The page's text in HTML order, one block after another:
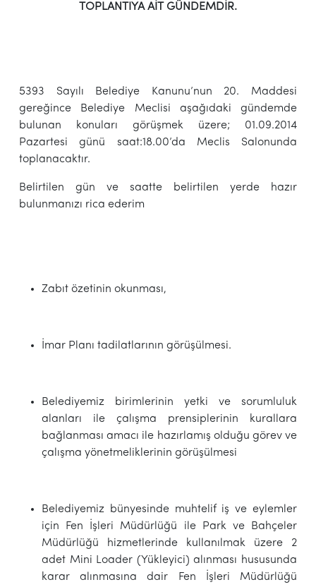
TOPLANTIYA AİT GÜNDEMDİR.
5393 Sayılı Belediye Kanunu’nun 20. Maddesi
gereğince Belediye Meclisi aşağıdaki gündemde
bulunan konuları görüşmek üzere; 01.09.2014
Pazartesi günü saat:18.00’da Meclis Salonunda
toplanacaktır.
Belirtilen gün ve saatte belirtilen yerde hazır
bulunmanızı rica ederim
Zabıt özetinin okunması,
İmar Planı tadilatlarının görüşülmesi.
Belediyemiz birimlerinin yetki ve sorumluluk
alanları ile çalışma prensiplerinin kurallara
bağlanması amacı ile hazırlamış olduğu görev ve
çalışma yönetmeliklerinin görüşülmesi
Belediyemiz bünyesinde muhtelif iş ve eylemler
için Fen İşleri Müdürlüğü ile Park ve Bahçeler
Müdürlüğü hizmetlerinde kullanılmak üzere 2
adet Mini Loader (Yükleyici) alınması hususunda
karar alınmasına dair Fen İşleri Müdürlüğü